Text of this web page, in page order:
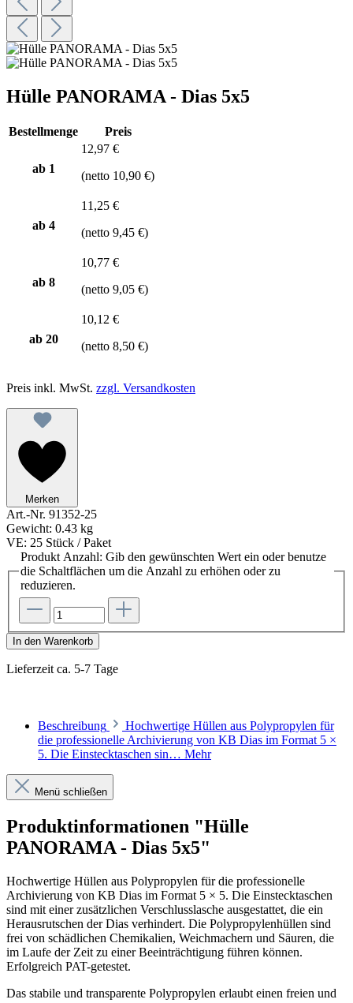
Hülle PANORAMA - Dias 5x5
Bestellmenge Preis
ab 1
12,97 €
(netto 10,90 €)
ab 4
11,25 €
(netto 9,45 €)
ab 8
10,77 €
(netto 9,05 €)
ab 20
10,12 €
(netto 8,50 €)
Preis inkl. MwSt. zzgl. Versandkosten
Merken
Art.-Nr. 91352-25
Gewicht: 0.43 kg
VE: 25 Stück / Paket
Produkt Anzahl: Gib den gewünschten Wert ein oder benutze
die Schaltflächen um die Anzahl zu erhöhen oder zu
reduzieren.
In den Warenkorb
Lieferzeit ca. 5-7 Tage
Beschreibung
Hochwertige Hüllen aus Polypropylen für
die professionelle Archivierung von KB Dias im Format 5 ×
5. Die Einstecktaschen sin… Mehr
Menü schließen
Produktinformationen "Hülle
PANORAMA - Dias 5x5"
Hochwertige Hüllen aus Polypropylen für die professionelle
Archivierung von KB Dias im Format 5 × 5. Die Einstecktaschen
sind mit einer zusätzlichen Verschlusslasche ausgestattet, die ein
Herausrutschen der Dias verhindert. Die Polypropylenhüllen sind
frei von schädlichen Chemikalien, Weichmachern und Säuren, die
im Laufe der Zeit zu einer Beeinträchtigung führen können.
Erfolgreich PAT-getestet.
Das stabile und transparente Polypropylen erlaubt einen freien und